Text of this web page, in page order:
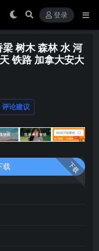
登录
树木 森林 水 河
铁路 加拿大安大
评论建议
下载
载